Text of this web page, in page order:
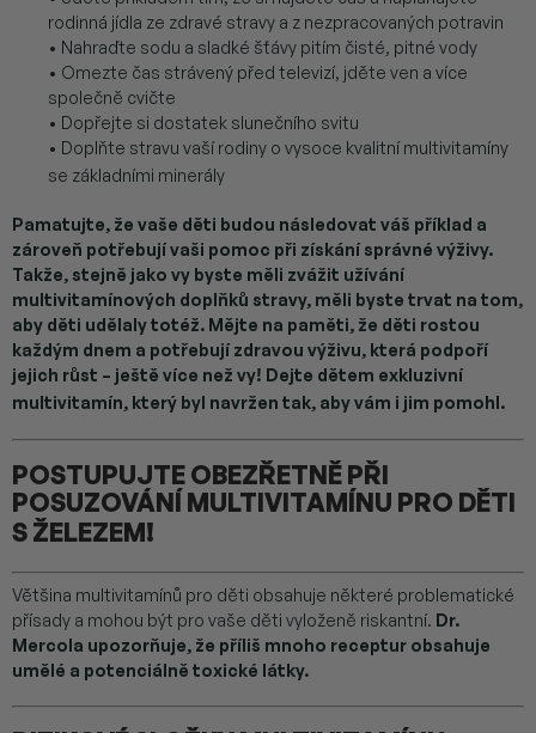
rodinná jídla ze zdravé stravy a z nezpracovaných potravin
• Nahraďte sodu a sladké šťávy pitím čisté, pitné vody
• Omezte čas strávený před televizí, jděte ven a více
společně cvičte
• Dopřejte si dostatek slunečního svitu
• Doplňte stravu vaší rodiny o vysoce kvalitní multivitamíny
se základními minerály
Pamatujte, že vaše děti budou následovat váš příklad a
zároveň potřebují vaši pomoc při získání správné výživy.
Takže, stejně jako vy byste měli zvážit užívání
multivitamínových doplňků stravy, měli byste trvat na tom,
aby děti udělaly totéž. Mějte na paměti, že děti rostou
každým dnem a potřebují zdravou výživu, která podpoří
jejich růst – ještě více než vy! Dejte dětem exkluzivní
multivitamín, který byl navržen tak, aby vám i jim pomohl.
POSTUPUJTE OBEZŘETNĚ PŘI
POSUZOVÁNÍ MULTIVITAMÍNU PRO DĚTI
S ŽELEZEM!
Většina multivitamínů pro děti obsahuje některé problematické
přísady a mohou být pro vaše děti vyloženě riskantní. Dr.
Mercola upozorňuje, že příliš mnoho receptur obsahuje
umělé a potenciálně toxické látky.